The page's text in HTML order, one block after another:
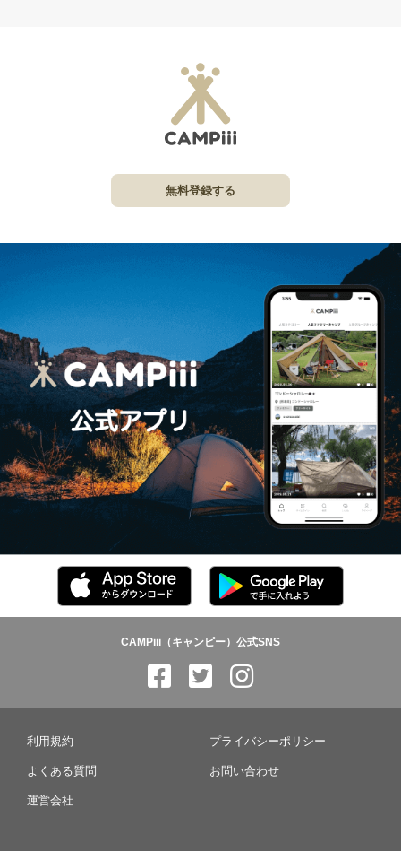
無料登録する
CAMPiii（キャンピー）公式SNS
利用規約 プライバシーポリシー
よくある質問 お問い合わせ
運営会社